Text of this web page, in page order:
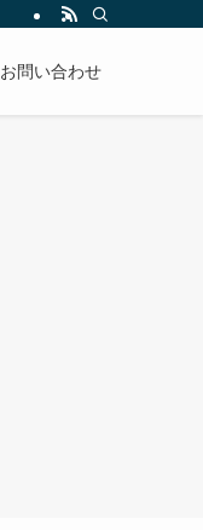
お問い合わせ